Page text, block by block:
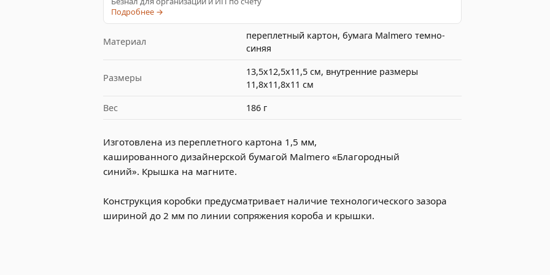
Подробнее →
Материал
переплетный картон, бумага Malmero темно-
синяя
Размеры
13,5х12,5х11,5 см, внутренние размеры
11,8х11,8х11 см
Вес
186 г
Изготовлена из переплетного картона 1,5 мм,
кашированного дизайнерской бумагой Malmero «Благородный
синий». Крышка на магните.
Конструкция коробки предусматривает наличие технологического зазора
шириной до 2 мм по линии сопряжения короба и крышки.